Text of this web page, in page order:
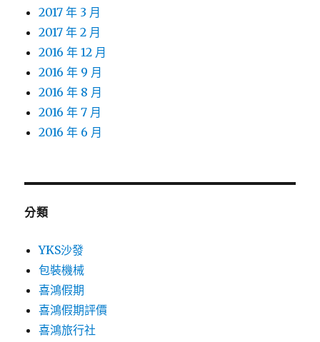
2017 年 3 月
2017 年 2 月
2016 年 12 月
2016 年 9 月
2016 年 8 月
2016 年 7 月
2016 年 6 月
分類
YKS沙發
包裝機械
喜鴻假期
喜鴻假期評價
喜鴻旅行社